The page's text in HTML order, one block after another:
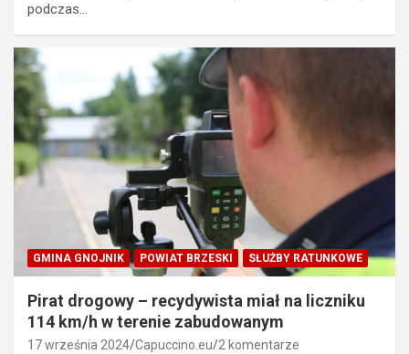
podczas…
GMINA GNOJNIK POWIAT BRZESKI SŁUŻBY RATUNKOWE
Pirat drogowy – recydywista miał na liczniku
114 km/h w terenie zabudowanym
17 września 2024 Capuccino.eu 2 komentarze